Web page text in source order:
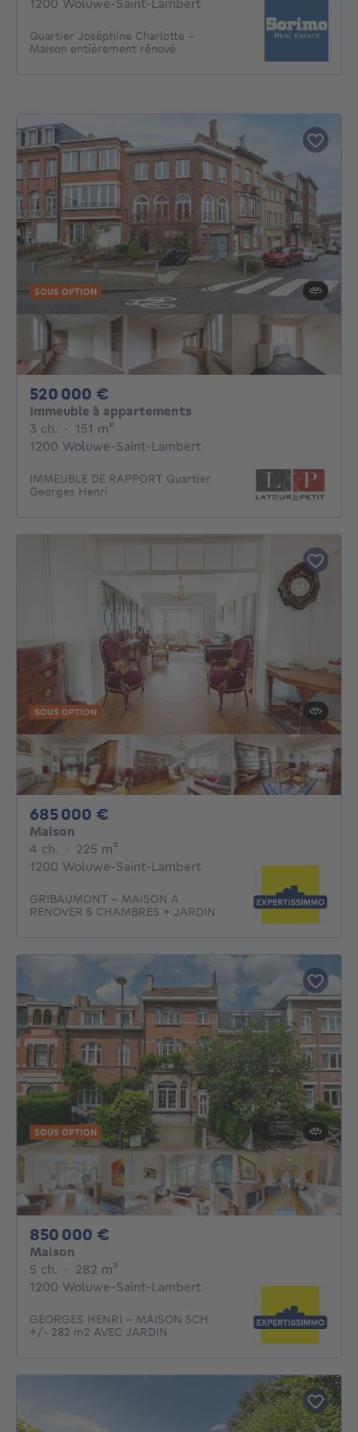
Quartier Joséphine Charlotte -
Maison entièrement rénové
SOUS OPTION
520 000 €
Immeuble à appartements
3 ch. 3 chambres
· 151 m²
1200 Woluwe-Saint-Lambert
IMMEUBLE DE RAPPORT Quartier
Georges Henri
SOUS OPTION
685 000 €
Maison
4 ch. 4 chambres
· 225 m²
1200 Woluwe-Saint-Lambert
GRIBAUMONT - MAISON A
RENOVER 5 CHAMBRES + JARDIN
SOUS OPTION
850 000 €
Maison
5 ch. 5 chambres
· 282 m²
1200 Woluwe-Saint-Lambert
GEORGES HENRI - MAISON 5CH
+/- 282 m2 AVEC JARDIN